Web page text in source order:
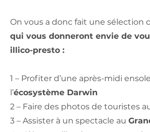
On vous a donc fait une sélection
qui vous donneront envie de
illico-presto :
1 – Profiter d’une après-midi
l’écosystème Darwin
2 – Faire des photos de touristes
3 – Assister à un spectacle au